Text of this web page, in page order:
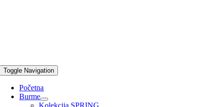
Toggle Navigation
Početna
Burme
Kolekcija SPRING